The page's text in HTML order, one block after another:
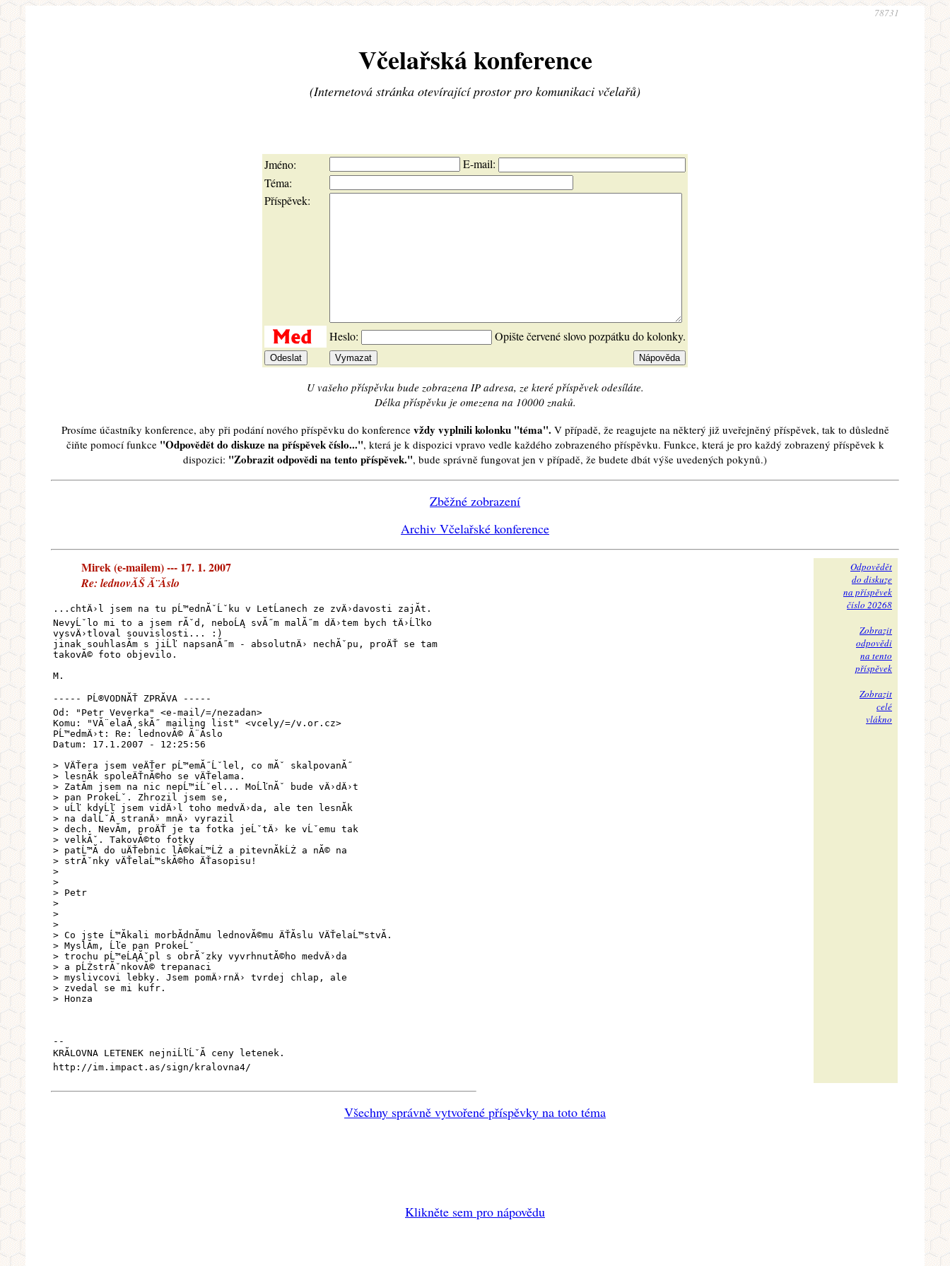
78731
Včelařská konference
(Internetová stránka otevírající prostor pro komunikaci včelařů)
Jméno:
E-mail:
Téma:
Příspěvek:
Heslo: Opište červené slovo pozpátku do kolonky.
U vašeho příspěvku bude zobrazena IP adresa, ze které příspěvek odesíláte.
Délka příspěvku je omezena na 10000 znaků.
Prosíme účastníky konference, aby při podání nového příspěvku do konference vždy vyplnili kolonku "téma". V případě, že reagujete na některý již uveřejněný příspěvek, tak to důsledně
čiňte pomocí funkce "Odpovědět do diskuze na příspěvek číslo...", která je k dispozici vpravo vedle každého zobrazeného příspěvku. Funkce, která je pro každý zobrazený příspěvek k
dispozici: "Zobrazit odpovědi na tento příspěvek.", bude správně fungovat jen v případě, že budete dbát výše uvedených pokynů.)
Zběžné zobrazení
Archiv Včelařské konference
Mirek (e-mailem) --- 17. 1. 2007
Re: lednovĂŠ Ă¨Ă­slo
...chtÄ›l jsem na tu pĹ™ednĂˇĹˇku v LetĹanech ze zvÄ›davosti zajĂ­t.
NevyĹˇlo mi to a jsem rĂˇd, neboĹĄ svĂ˝m malĂ˝m dÄ›tem bych tÄ›Ĺľko
vysvÄ›tloval souvislosti... :)
jinak souhlasĂ­m s jiĹľ napsanĂ˝m - absolutnÄ› nechĂˇpu, proÄŤ se tam
takovĂ© foto objevilo.
M.
----- PĹ®VODNĂŤ ZPRĂVA -----
Od: "Petr Veverka" <e-mail/=/nezadan>
Komu: "VĂ¨elaĂ¸skĂ˝ mailing list" <vcely/=/v.or.cz>
PĹ™edmÄ›t: Re: lednovĂ© Ă¨Ă­slo
Datum: 17.1.2007 - 12:25:56
> VÄŤera jsem veÄŤer pĹ™emĂ˝Ĺˇlel, co mĂˇ skalpovanĂ˝
> lesnĂ­k spoleÄŤnĂ©ho se vÄŤelama.
> ZatĂ­m jsem na nic nepĹ™iĹˇel... MoĹľnĂˇ bude vÄ›dÄ›t
> pan ProkeĹˇ. Zhrozil jsem se,
> uĹľ kdyĹľ jsem vidÄ›l toho medvÄ›da, ale ten lesnĂ­k
> na dalĹˇĂ­ stranÄ› mnÄ› vyrazil
> dech. NevĂ­m, proÄŤ je ta fotka jeĹˇtÄ› ke vĹˇemu tak
> velkĂˇ. TakovĂ©to fotky
> patĹ™Ă­ do uÄŤebnic lĂ©kaĹ™ĹŻ a pitevnĂ­kĹŻ a nĂ© na
> strĂˇnky vÄŤelaĹ™skĂ©ho ÄŤasopisu!
>
>
> Petr
>
>
>
> Co jste Ĺ™Ă­kali morbĂ­dnĂ­mu lednovĂ©mu ÄŤĂ­slu VÄŤelaĹ™stvĂ­.
> MyslĂ­m, Ĺľe pan ProkeĹˇ
> trochu pĹ™eĹĄĂˇpl s obrĂˇzky vyvrhnutĂ©ho medvÄ›da
> a pĹŻstrĂˇnkovĂ© trepanaci
> myslivcovi lebky. Jsem pomÄ›rnÄ› tvrdej chlap, ale
> zvedal se mi kufr.
> Honza
--
KRĂLOVNA LETENEK nejniĹľĹˇĂ­ ceny letenek.
http://im.impact.as/sign/kralovna4/
Odpovědět
do diskuze
na příspěvek
číslo 20268
Zobrazit
odpovědi
na tento
příspěvek
Zobrazit
celé
vlákno
Všechny správně vytvořené příspěvky na toto téma
Klikněte sem pro nápovědu